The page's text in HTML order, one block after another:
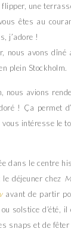
une
êtes au
j’adore !
nous avons dîné
plein Stockholm.
nous avions
! Ça permet
intéresse le
dans le centre
déjeuner chez
avant de partir
solstice d’été,
snaps et de